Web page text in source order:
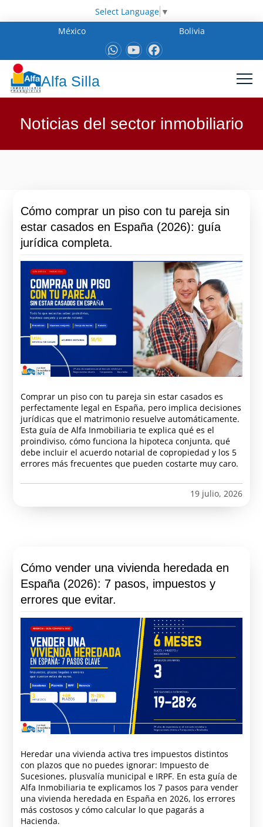
Select Language ▼
México
Bolivia
Alfa Silla
Noticias del sector inmobiliario
Cómo comprar un piso con tu pareja sin
estar casados en España (2026): guía
jurídica completa.
Comprar un piso con tu pareja sin estar casados es
perfectamente legal en España, pero implica decisiones
jurídicas que el matrimonio resuelve automáticamente.
Esta guía de Alfa Inmobiliaria te explica qué es el
proindiviso, cómo funciona la hipoteca conjunta, qué
debe incluir el acuerdo notarial de copropiedad y los 5
errores más frecuentes que pueden costarte muy caro.
19 julio, 2026
Cómo vender una vivienda heredada en
España (2026): 7 pasos, impuestos y
errores que evitar.
Heredar una vivienda activa tres impuestos distintos
con plazos que no puedes ignorar: Impuesto de
Sucesiones, plusvalía municipal e IRPF. En esta guía de
Alfa Inmobiliaria te explicamos los 7 pasos para vender
una vivienda heredada en España en 2026, los errores
más costosos y cómo calcular lo que pagarás a
Hacienda.